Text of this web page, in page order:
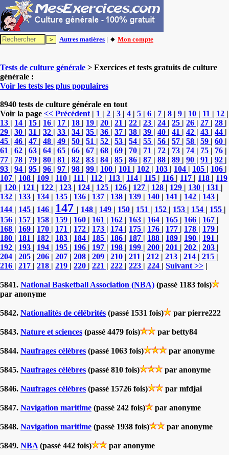
Autres matières | 🔸 Mon compte
Tests de culture générale > Exercices et tests gratuits de culture
générale :
Voir les tests les plus populaires
8940 tests de culture générale en tout
Voir la page << Précédent | 1 | 2 | 3 | 4 | 5 | 6 | 7 | 8 | 9 | 10 | 11 | 12 |
13 | 14 | 15 | 16 | 17 | 18 | 19 | 20 | 21 | 22 | 23 | 24 | 25 | 26 | 27 | 28 |
29 | 30 | 31 | 32 | 33 | 34 | 35 | 36 | 37 | 38 | 39 | 40 | 41 | 42 | 43 | 44 |
45 | 46 | 47 | 48 | 49 | 50 | 51 | 52 | 53 | 54 | 55 | 56 | 57 | 58 | 59 | 60 |
61 | 62 | 63 | 64 | 65 | 66 | 67 | 68 | 69 | 70 | 71 | 72 | 73 | 74 | 75 | 76 |
77 | 78 | 79 | 80 | 81 | 82 | 83 | 84 | 85 | 86 | 87 | 88 | 89 | 90 | 91 | 92 |
93 | 94 | 95 | 96 | 97 | 98 | 99 | 100 | 101 | 102 | 103 | 104 | 105 | 106 |
107 | 108 | 109 | 110 | 111 | 112 | 113 | 114 | 115 | 116 | 117 | 118 | 119
| 120 | 121 | 122 | 123 | 124 | 125 | 126 | 127 | 128 | 129 | 130 | 131 |
132 | 133 | 134 | 135 | 136 | 137 | 138 | 139 | 140 | 141 | 142 | 143 |
144 | 145 | 146 | 147 | 148 | 149 | 150 | 151 | 152 | 153 | 154 | 155 |
156 | 157 | 158 | 159 | 160 | 161 | 162 | 163 | 164 | 165 | 166 | 167 |
168 | 169 | 170 | 171 | 172 | 173 | 174 | 175 | 176 | 177 | 178 | 179 |
180 | 181 | 182 | 183 | 184 | 185 | 186 | 187 | 188 | 189 | 190 | 191 |
192 | 193 | 194 | 195 | 196 | 197 | 198 | 199 | 200 | 201 | 202 | 203 |
204 | 205 | 206 | 207 | 208 | 209 | 210 | 211 | 212 | 213 | 214 | 215 |
216 | 217 | 218 | 219 | 220 | 221 | 222 | 223 | 224 | Suivant >> |
5841. National Basketball Association (NBA) (passé 1183 fois)
par anonyme
5842. Nationalités de célébrités (passé 1531 fois) par pierre222
5843. Nature et sciences (passé 4479 fois) par betty84
5844. Naufrages célèbres (passé 1063 fois) par anonyme
5845. Naufrages célèbres (passé 810 fois) par anonyme
5846. Naufrages célèbres (passé 15726 fois) par mfdjai
5847. Navigation maritime (passé 242 fois) par anonyme
5848. Navigation maritime (passé 1938 fois) par anonyme
5849. NBA (passé 442 fois) par anonyme